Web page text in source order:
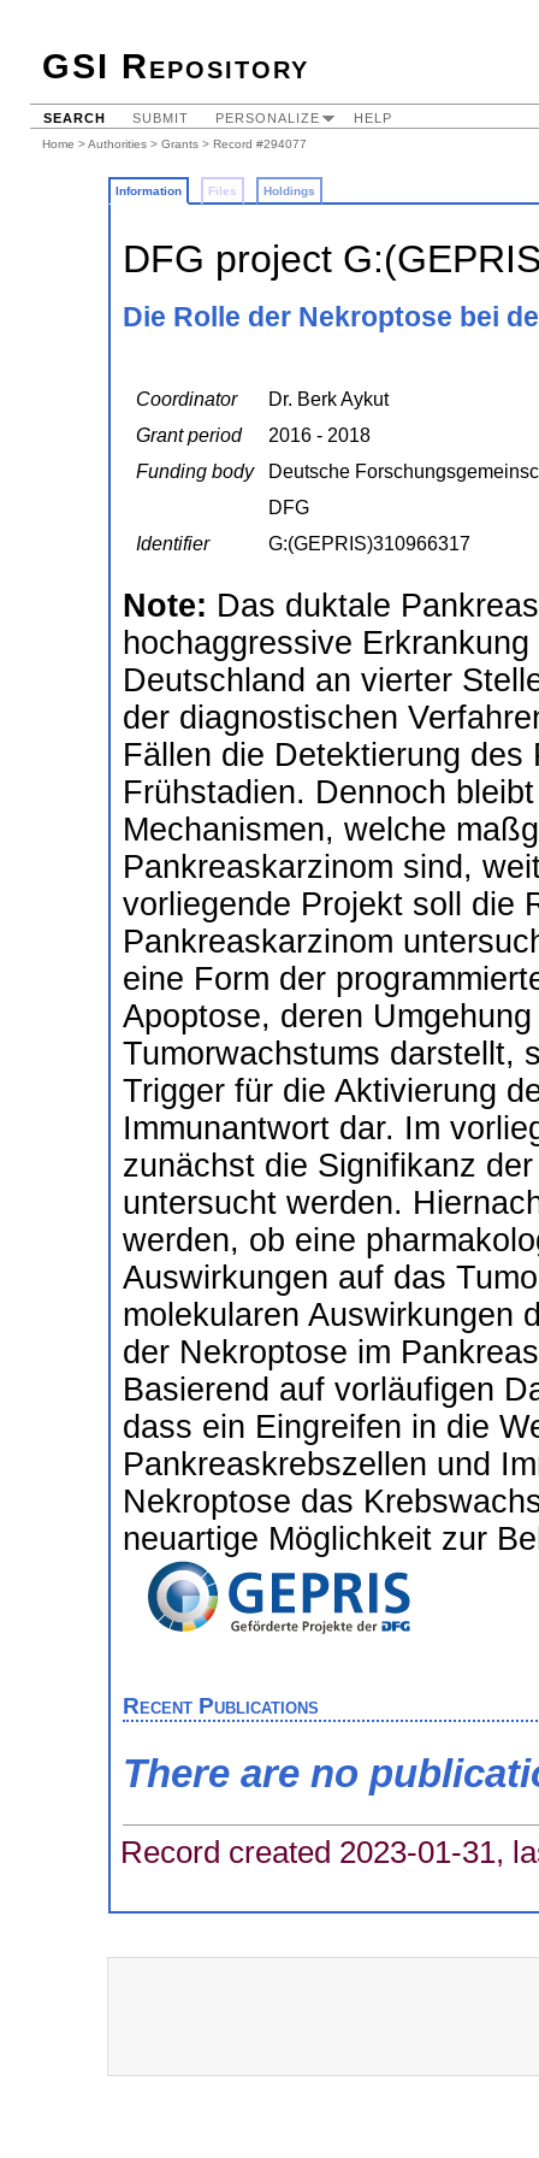
GSI Repository
SEARCH SUBMIT PERSONALIZE HELP
Home >Authorities > Grants > Record #294077
Information Files Holdings
DFG project
Die Rolle der Nekroptose bei
Coordinator
Dr. Berk Aykut
Grant period
2016 - 2018
Funding body
Deutsche
DFG
Identifier
G:(GEPRIS)310966317
Note: Das duktale
hochaggressive
Deutschland an vierter
der diagnostischen
Fällen die Detektierung
Frühstadien. Dennoch
Mechanismen, welche
Pankreaskarzinom sind,
vorliegende Projekt soll die
Pankreaskarzinom
eine Form der
Apoptose, deren
Tumorwachstums darstellt,
Trigger für die Aktivierung
Immunantwort dar. Im
zunächst die Signifikanz
untersucht werden.
werden, ob eine
Auswirkungen auf das
molekularen Auswirkungen
der Nekroptose im
Basierend auf vorläufigen
dass ein Eingreifen in die
Pankreaskrebszellen und
Nekroptose das
neuartige Möglichkeit zur
Recent Publications
There are no
Record created 2023-01-31,